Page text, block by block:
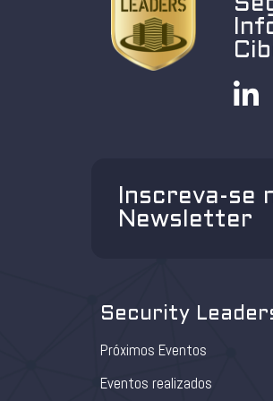
Inscreva-se
Newsletter
Security
Próximos Eventos
Eventos realizados